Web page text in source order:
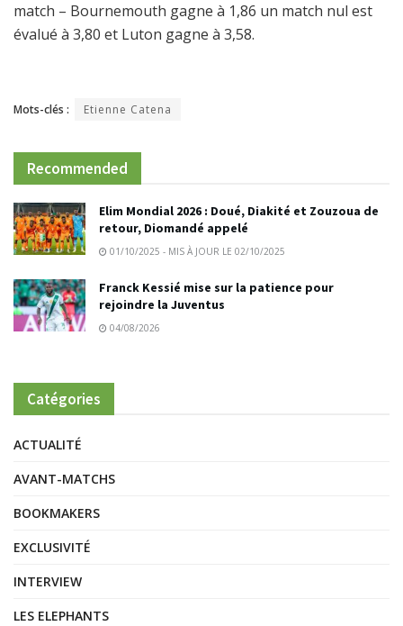
match – Bournemouth gagne à 1,86 un match nul est
évalué à 3,80 et Luton gagne à 3,58.
Mots-clés : Etienne Catena
Recommended
Elim Mondial 2026 : Doué, Diakité et Zouzoua de
retour, Diomandé appelé
01/10/2025 - MIS À JOUR LE 02/10/2025
Franck Kessié mise sur la patience pour
rejoindre la Juventus
04/08/2026
Catégories
ACTUALITÉ
AVANT-MATCHS
BOOKMAKERS
EXCLUSIVITÉ
INTERVIEW
LES ELEPHANTS